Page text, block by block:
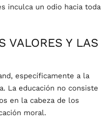
inculca un odio hacia toda
VALORES Y LAS
específicamente a la
La educación no consiste
en la cabeza de los
moral.